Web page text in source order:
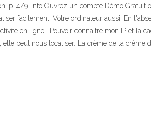
ip. 4/9. Info Ouvrez un compte Démo Gratuit
facilement. Votre ordinateur aussi. En
en ligne . Pouvoir connaitre mon IP et la
elle peut nous localiser. La crème de la crème